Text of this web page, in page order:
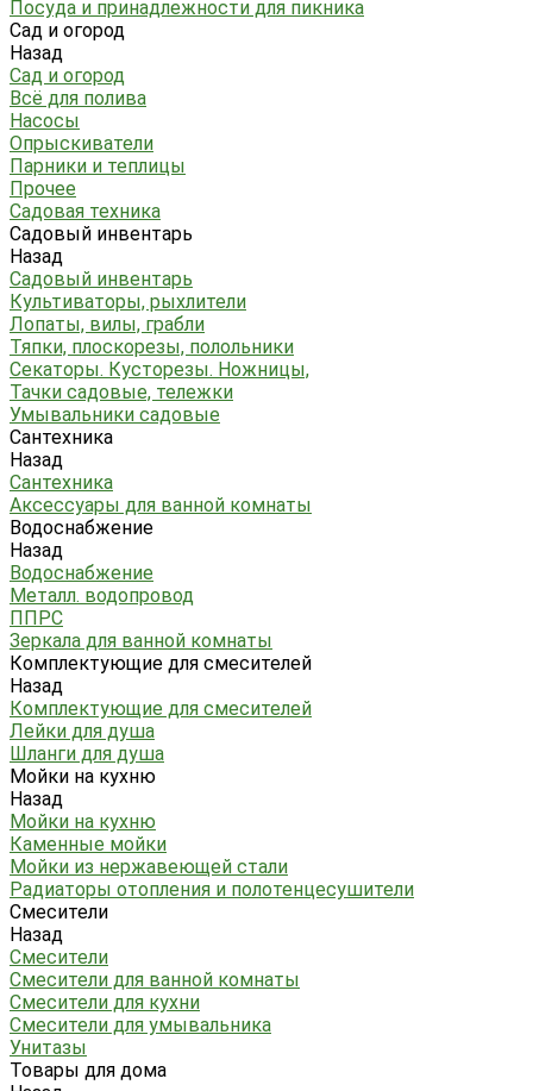
Посуда и принадлежности для пикника
Сад и огород
Назад
Сад и огород
Всё для полива
Насосы
Опрыскиватели
Парники и теплицы
Прочее
Садовая техника
Садовый инвентарь
Назад
Садовый инвентарь
Культиваторы, рыхлители
Лопаты, вилы, грабли
Тяпки, плоскорезы, полольники
Секаторы. Кусторезы. Ножницы,
Тачки садовые, тележки
Умывальники садовые
Сантехника
Назад
Сантехника
Аксессуары для ванной комнаты
Водоснабжение
Назад
Водоснабжение
Металл. водопровод
ППРС
Зеркала для ванной комнаты
Комплектующие для смесителей
Назад
Комплектующие для смесителей
Лейки для душа
Шланги для душа
Мойки на кухню
Назад
Мойки на кухню
Каменные мойки
Мойки из нержавеющей стали
Радиаторы отопления и полотенцесушители
Смесители
Назад
Смесители
Смесители для ванной комнаты
Смесители для кухни
Смесители для умывальника
Унитазы
Товары для дома